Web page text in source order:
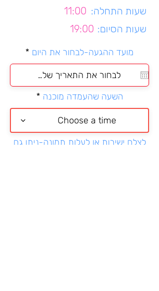
11:00 שעות התחלה:
19:00 שעות הסיום:
מועד ההגעה-לבחור את היום *
i
e
השעה שהעמדה מוכנה
Choose a time
לצלם ישירות או לעלות תמונה-ניתן גם